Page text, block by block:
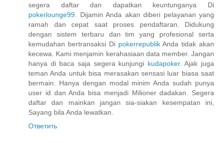
segera daftar dan dapatkan keuntunganya Di
pokerlounge99 . Dijamin Anda akan diberi pelayanan yang
ramah dan cepat saat proses pendaftaran. Didukung
dengan sistem terbaru dan tim yang profesional serta
kemudahan bertransaksi Di pokerrepublikAnda tidak akan
kecewa. Kami menjamin kerahasiaan data member. Jangan
hanya di baca saja segera kunjungi kudapoker. Ajak juga
teman Anda untuk bisa merasakan sensasi luar biasa saat
bermain. Hanya dengan modal minim Anda sudah punya
user id dan Anda bisa menjadi Milioner dadakan. Segera
daftar dan mainkan jangan sia-siakan kesempatan ini,
Sayang bila Anda lewatkan.
Ответить